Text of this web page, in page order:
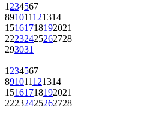
1 234567
891011121314
15161718192021
22232425262728
293031
1 234567
891011121314
15161718192021
22232425262728